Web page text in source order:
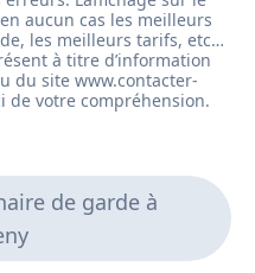
les animaux et très
de garde à